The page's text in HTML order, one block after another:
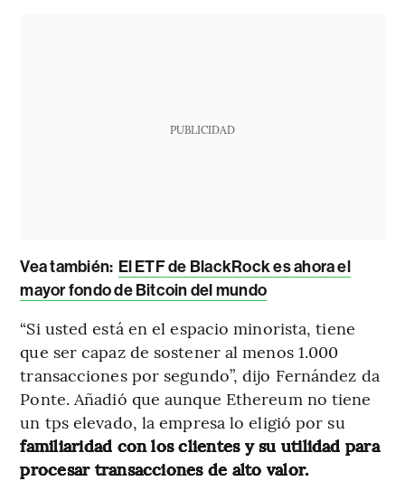
PUBLICIDAD
Vea también: El ETF de BlackRock es ahora el
mayor fondo de Bitcoin del mundo
“Si usted está en el espacio minorista, tiene
que ser capaz de sostener al menos 1.000
transacciones por segundo”, dijo Fernández da
Ponte. Añadió que aunque Ethereum no tiene
un tps elevado, la empresa lo eligió por su
familiaridad con los clientes y su utilidad para
procesar transacciones de alto valor.